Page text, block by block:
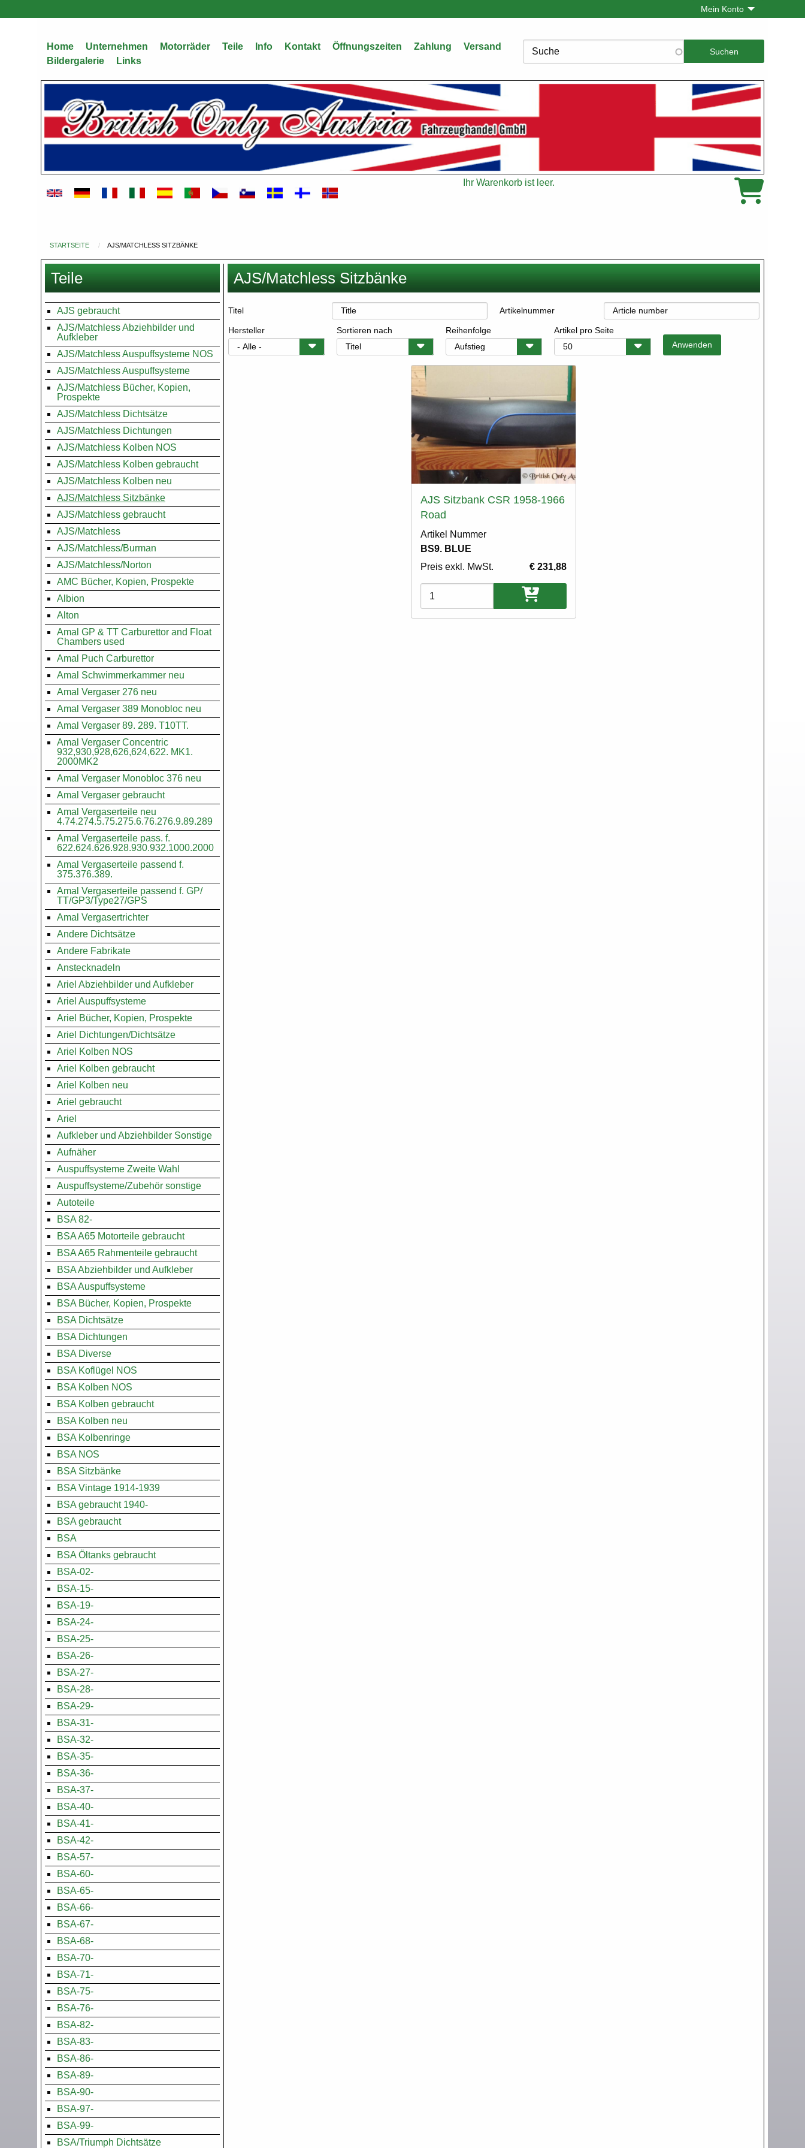
zum
Mein Konto
Home Unternehmen Motorräder Teile Info Kontakt Öffnungszeiten Zahlung
Versand
Bildergalerie
Links
Suche
Warenkorb
Ihr Warenkorb ist leer.
Du
bist
hier
STARTSEITE AJS/MATCHLESS SITZBÄNKE
AJS/Matchless Sitzbänke
Titel Artikelnummer
Hersteller Sortieren nach Reihenfolge Artikel pro Seite
AJS Sitzbank CSR 1958-1966
Road
Artikel Nummer
BS9. BLUE
Preis exkl. MwSt.
€ 231,88
Varianten
Teile
AJS gebraucht
AJS/Matchless Abziehbilder und
Aufkleber
AJS/Matchless Auspuffsysteme NOS
AJS/Matchless Auspuffsysteme
AJS/Matchless Bücher, Kopien,
Prospekte
AJS/Matchless Dichtsätze
AJS/Matchless Dichtungen
AJS/Matchless Kolben NOS
AJS/Matchless Kolben gebraucht
AJS/Matchless Kolben neu
AJS/Matchless Sitzbänke
AJS/Matchless gebraucht
AJS/Matchless
AJS/Matchless/Burman
AJS/Matchless/Norton
AMC Bücher, Kopien, Prospekte
Albion
Alton
Amal GP & TT Carburettor and Float
Chambers used
Amal Puch Carburettor
Amal Schwimmerkammer neu
Amal Vergaser 276 neu
Amal Vergaser 389 Monobloc neu
Amal Vergaser 89. 289. T10TT.
Amal Vergaser Concentric
932,930,928,626,624,622. MK1.
2000MK2
Amal Vergaser Monobloc 376 neu
Amal Vergaser gebraucht
Amal Vergaserteile neu
4.74.274.5.75.275.6.76.276.9.89.289
Amal Vergaserteile pass. f.
622.624.626.928.930.932.1000.2000
Amal Vergaserteile passend f.
375.376.389.
Amal Vergaserteile passend f. GP/
TT/GP3/Type27/GPS
Amal Vergasertrichter
Andere Dichtsätze
Andere Fabrikate
Anstecknadeln
Ariel Abziehbilder und Aufkleber
Ariel Auspuffsysteme
Ariel Bücher, Kopien, Prospekte
Ariel Dichtungen/Dichtsätze
Ariel Kolben NOS
Ariel Kolben gebraucht
Ariel Kolben neu
Ariel gebraucht
Ariel
Aufkleber und Abziehbilder Sonstige
Aufnäher
Auspuffsysteme Zweite Wahl
Auspuffsysteme/Zubehör sonstige
Autoteile
BSA 82-
BSA A65 Motorteile gebraucht
BSA A65 Rahmenteile gebraucht
BSA Abziehbilder und Aufkleber
BSA Auspuffsysteme
BSA Bücher, Kopien, Prospekte
BSA Dichtsätze
BSA Dichtungen
BSA Diverse
BSA Koflügel NOS
BSA Kolben NOS
BSA Kolben gebraucht
BSA Kolben neu
BSA Kolbenringe
BSA NOS
BSA Sitzbänke
BSA Vintage 1914-1939
BSA gebraucht 1940-
BSA gebraucht
BSA
BSA Öltanks gebraucht
BSA-02-
BSA-15-
BSA-19-
BSA-24-
BSA-25-
BSA-26-
BSA-27-
BSA-28-
BSA-29-
BSA-31-
BSA-32-
BSA-35-
BSA-36-
BSA-37-
BSA-40-
BSA-41-
BSA-42-
BSA-57-
BSA-60-
BSA-65-
BSA-66-
BSA-67-
BSA-68-
BSA-70-
BSA-71-
BSA-75-
BSA-76-
BSA-82-
BSA-83-
BSA-86-
BSA-89-
BSA-90-
BSA-97-
BSA-99-
BSA/Triumph Dichtsätze